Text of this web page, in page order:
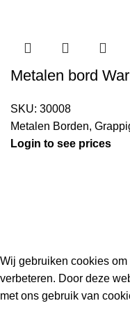
Metalen bord
SKU: 30008
Metalen Borden,
Login to see prices
Wij gebruiken cookies
verbeteren. Door deze
met ons gebruik van